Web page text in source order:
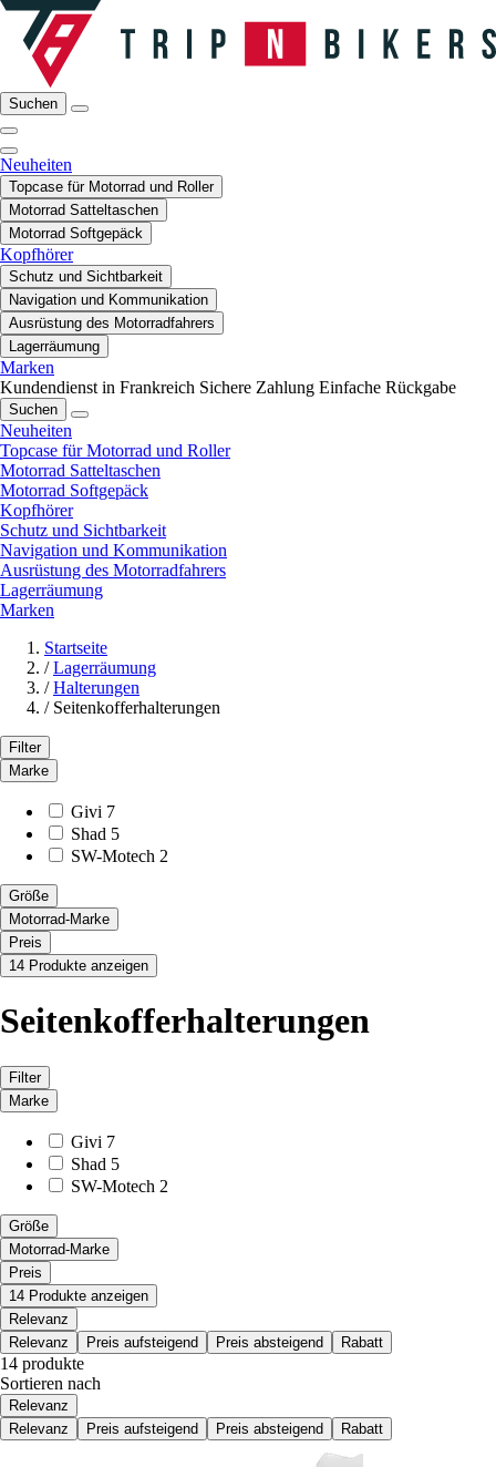
Suchen
Neuheiten
Topcase für Motorrad und Roller
Motorrad Satteltaschen
Motorrad Softgepäck
Kopfhörer
Schutz und Sichtbarkeit
Navigation und Kommunikation
Ausrüstung des Motorradfahrers
Lagerräumung
Marken
Kundendienst in Frankreich Sichere Zahlung Einfache Rückgabe
Suchen
Neuheiten
Topcase für Motorrad und Roller
Motorrad Satteltaschen
Motorrad Softgepäck
Kopfhörer
Schutz und Sichtbarkeit
Navigation und Kommunikation
Ausrüstung des Motorradfahrers
Lagerräumung
Marken
Startseite
/ Lagerräumung
/ Halterungen
/ Seitenkofferhalterungen
Filter
Marke
Givi 7
Shad 5
SW-Motech 2
Größe
Motorrad-Marke
Preis
14 Produkte anzeigen
Seitenkofferhalterungen
Filter
Marke
Givi 7
Shad 5
SW-Motech 2
Größe
Motorrad-Marke
Preis
14 Produkte anzeigen
Relevanz
Relevanz
Preis aufsteigend Preis absteigend Rabatt
14 produkte
Sortieren nach
Relevanz
Relevanz
Preis aufsteigend Preis absteigend Rabatt